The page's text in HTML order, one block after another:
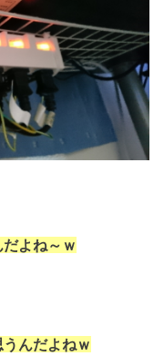
よね～ｗ
んだよねｗ